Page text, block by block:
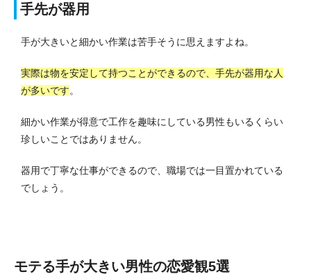
手先が器用
手が大きいと細かい作業は苦手そうに思えますよね。
実際は物を安定して持つことができるので、手先が器用な人
が多いです。
細かい作業が得意で工作を趣味にしている男性もいるくらい
珍しいことではありません。
器用で丁寧な仕事ができるので、職場では一目置かれている
でしょう。
モテる手が大きい男性の恋愛観5選